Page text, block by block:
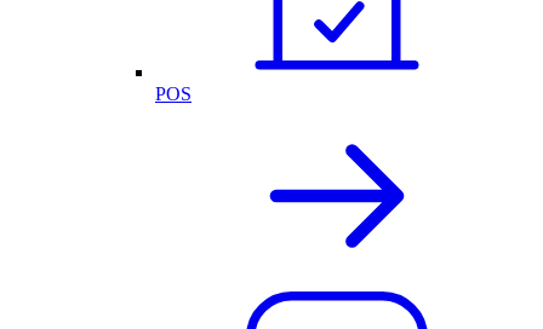
POS